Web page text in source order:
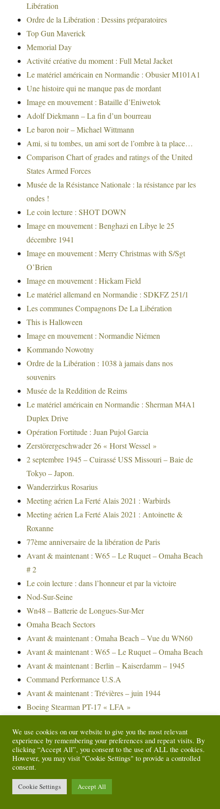
Libération
Ordre de la Libération : Dessins préparatoires
Top Gun Maverick
Memorial Day
Activité créative du moment : Full Metal Jacket
Le matériel américain en Normandie : Obusier M101A1
Une histoire qui ne manque pas de mordant
Image en mouvement : Bataille d’Eniwetok
Adolf Diekmann – La fin d’un bourreau
Le baron noir – Michael Wittmann
Ami, si tu tombes, un ami sort de l’ombre à ta place…
Comparison Chart of grades and ratings of the United
States Armed Forces
Musée de la Résistance Nationale : la résistance par les
ondes !
Le coin lecture : SHOT DOWN
Image en mouvement : Benghazi en Libye le 25
décembre 1941
Image en mouvement : Merry Christmas with S/Sgt
O’Brien
Image en mouvement : Hickam Field
Le matériel allemand en Normandie : SDKFZ 251/1
Les communes Compagnons De La Libération
This is Halloween
Image en mouvement : Normandie Niémen
Kommando Nowotny
Ordre de la Libération : 1038 à jamais dans nos
souvenirs
Musée de la Reddition de Reims
Le matériel américain en Normandie : Sherman M4A1
Duplex Drive
Opération Fortitude : Juan Pujol Garcia
Zerstörergeschwader 26 « Horst Wessel »
2 septembre 1945 – Cuirassé USS Missouri – Baie de
Tokyo – Japon.
Wanderzirkus Rosarius
Meeting aérien La Ferté Alais 2021 : Warbirds
Meeting aérien La Ferté Alais 2021 : Antoinette &
Roxanne
77ème anniversaire de la libération de Paris
Avant & maintenant : W65 – Le Ruquet – Omaha Beach
# 2
Le coin lecture : dans l’honneur et par la victoire
Nod-Sur-Seine
Wn48 – Batterie de Longues-Sur-Mer
Omaha Beach Sectors
Avant & maintenant : Omaha Beach – Vue du WN60
Avant & maintenant : W65 – Le Ruquet – Omaha Beach
Avant & maintenant : Berlin – Kaiserdamm – 1945
Command Performance U.S.A
Avant & maintenant : Trévières – juin 1944
Boeing Stearman PT-17 « LFA »
Le matériel américain en Normandie : 90 mm Gun
Motor Carriage M36 Jackson
Le matériel américain en Normandie : Sherman M4
Une partie de baseball ?
We use cookies on our website to give you the most relevant
experience by remembering your preferences and repeat visits. By
clicking “Accept All”, you consent to the use of ALL the cookies.
However, you may visit "Cookie Settings" to provide a controlled
consent.
Cookie Settings Accept All